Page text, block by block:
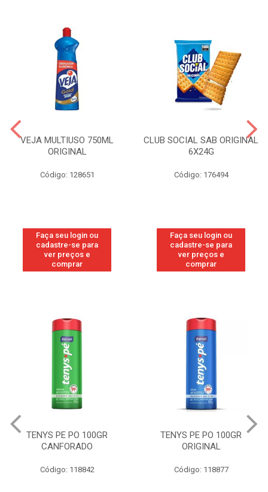
VEJA MULTIUSO 750ML
ORIGINAL
Código: 128651
Faça seu login ou
cadastre-se para
ver preços e
comprar
CLUB SOCIAL SAB ORIGINAL
6X24G
Código: 176494
Faça seu login ou
cadastre-se para
ver preços e
comprar
TENYS PE PO 100GR
CANFORADO
Código: 118842
TENYS PE PO 100GR
ORIGINAL
Código: 118877